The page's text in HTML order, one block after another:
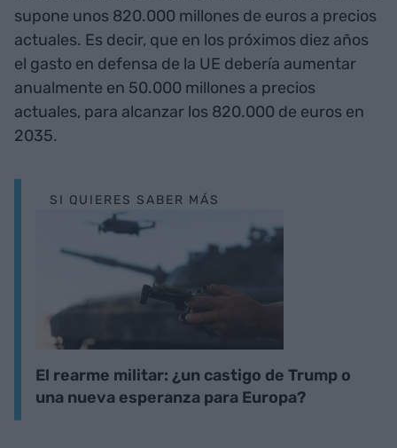
supone unos 820.000 millones de euros a precios
actuales. Es decir, que en los próximos diez años
el gasto en defensa de la UE debería aumentar
anualmente en 50.000 millones a precios
actuales, para alcanzar los 820.000 de euros en
2035.
SI QUIERES SABER MÁS
El rearme militar: ¿un castigo de Trump o
una nueva esperanza para Europa?